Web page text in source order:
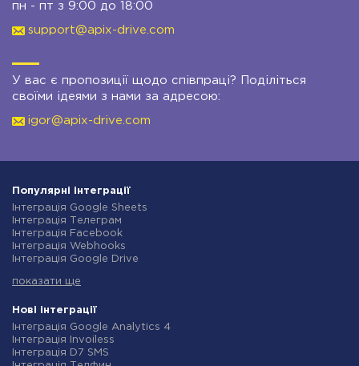
пн - пт з 9:00 до 18:00
support@apix-drive.com
У вас є пропозиції щодо співпраці? Поділіться
своїми ідеями з нами за адресою:
igor@apix-drive.com
Популярні інтеграції
Інтеграція Google Sheets
Інтеграція Телеграм
Інтеграція Facebook
Інтеграція Webhooks
Інтеграція Google Drive
Інтеграція Gmail
Інтеграція Rozetka
Інтеграція OpenAI (ChatGPT)
Інтеграція Binotel
Інтеграція Prom
Інтеграція Приват24
показати ще
Нові інтеграції
Інтеграція Google Analytics 4
Інтеграція Invoiless
Інтеграція D7 SMS